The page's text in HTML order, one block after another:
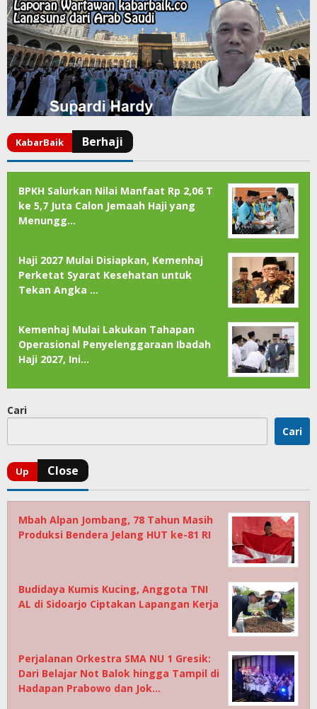
BPKH Salurkan Nilai Manfaat Rp 2,06 T
ke 5,7 Juta Calon Jemaah Haji yang
Menungg…
Haji 2027 Mulai Disiapkan, Kemenhaj
Perketat Syarat Kesehatan untuk
Tekan Angka …
Kemenhaj Mulai Lakukan Tahapan
Operasional Penyelenggaraan Ibadah
Haji 2027, Ini…
Cari
Cari
Mbah Alpan Jombang, 78 Tahun Masih
Produksi Bendera Jelang HUT ke-81 RI
Budidaya Kumis Kucing, Anggota TNI
AL di Sidoarjo Ciptakan Lapangan Kerja
Perjalanan Orkestra SMA NU 1 Gresik:
Dari Belajar Not Balok hingga Tampil di
Hadapan Prabowo dan Jok…